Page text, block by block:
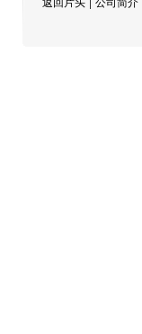
返回片头 公司简介